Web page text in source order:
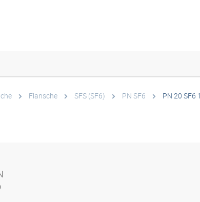
Flansche SFS (SF6) PN SF6 PN 20 SF6